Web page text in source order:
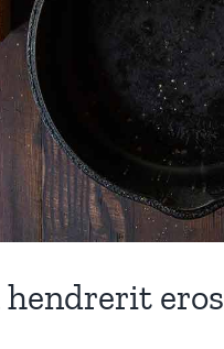
eros